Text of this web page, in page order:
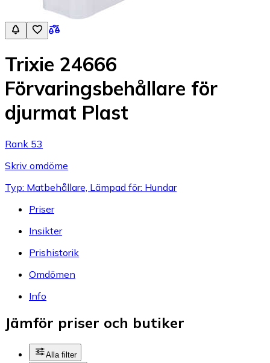
Trixie 24666
Förvaringsbehållare för
djurmat Plast
Rank 53
Skriv omdöme
Typ: Matbehållare, Lämpad för: Hundar
Priser
Insikter
Prishistorik
Omdömen
Info
Jämför priser och butiker
Alla filter